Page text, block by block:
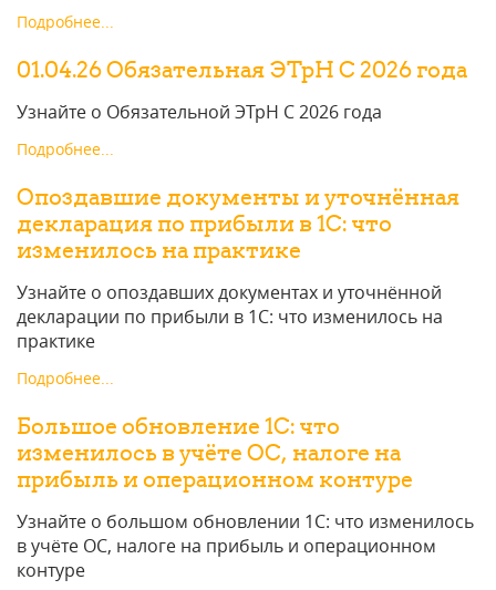
Подробнее...
01.04.26 Обязательная ЭТрН С 2026 года
Узнайте о Обязательной ЭТрН С 2026 года
Подробнее...
Опоздавшие документы и уточнённая
декларация по прибыли в 1С: что
изменилось на практике
Узнайте о опоздавших документах и уточнённой
декларации по прибыли в 1С: что изменилось на
практике
Подробнее...
Большое обновление 1С: что
изменилось в учёте ОС, налоге на
прибыль и операционном контуре
Узнайте о большом обновлении 1С: что изменилось
в учёте ОС, налоге на прибыль и операционном
контуре